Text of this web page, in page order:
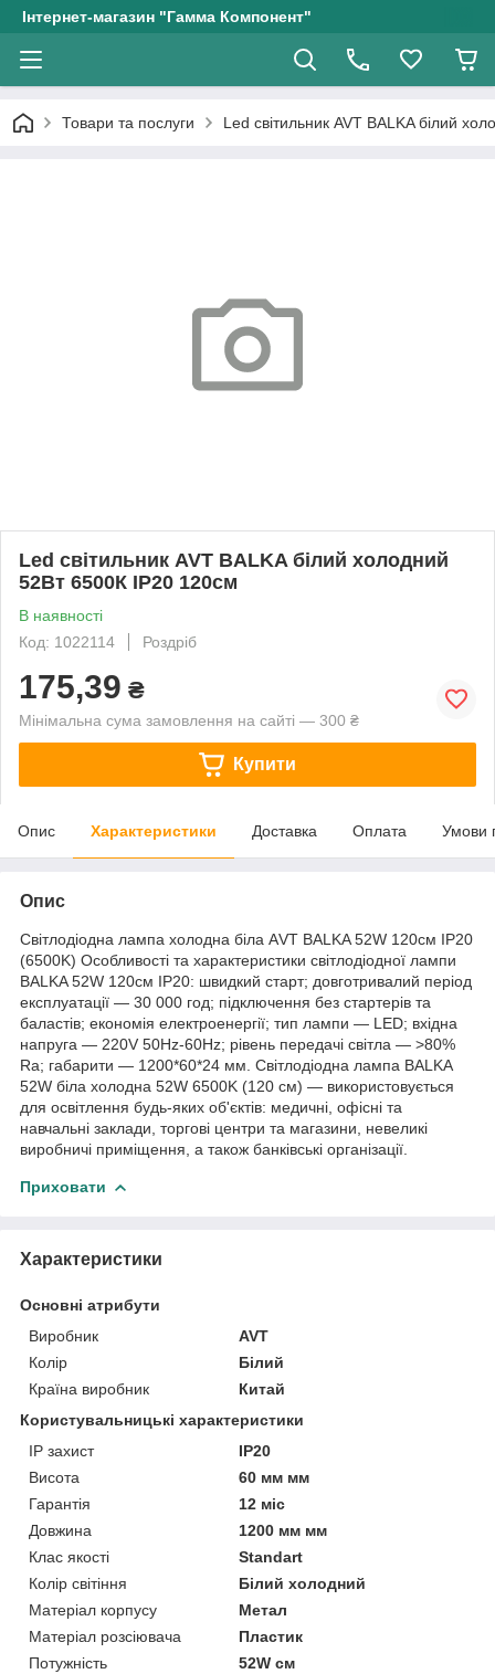
Інтернет-магазин "Гамма Компонент"
Товари та послуги Led світильник AVT BALKA білий
Led світильник AVT BALKA білий холодний
52Вт 6500К IP20 120см
В наявності
Код: 1022114
Роздріб
175,39 ₴
Мінімальна сума замовлення на сайті — 300 ₴
Купити
Опис Характеристики Доставка Оплата Умови
Опис
Світлодіодна лампа холодна біла АVT BALKA 52W 120см IP20
(6500K) Особливості та характеристики світлодіодної лампи
BALKA 52W 120см IP20: швидкий старт; довготривалий період
експлуатації — 30 000 год; підключення без стартерів та
баластів; економія електроенергії; тип лампи — LED; вхідна
напруга — 220V 50Hz-60Hz; рівень передачі світла — >80%
Ra; габарити — 1200*60*24 мм. Світлодіодна лампа BALKA
52W біла холодна 52W 6500K (120 см) — використовується
для освітлення будь-яких об'єктів: медичні, офісні та
навчальні заклади, торгові центри та магазини, невеликі
виробничі приміщення, а також банківські організації.
Приховати
Характеристики
Основні атрибути
Виробник
AVT
Колір
Білий
Країна виробник
Китай
Користувальницькі характеристики
IP захист
IP20
Висота
60 мм мм
Гарантія
12 міс
Довжина
1200 мм мм
Клас якості
Standart
Колір світіння
Білий холодний
Матеріал корпусу
Метал
Матеріал розсіювача
Пластик
Потужність
52W см